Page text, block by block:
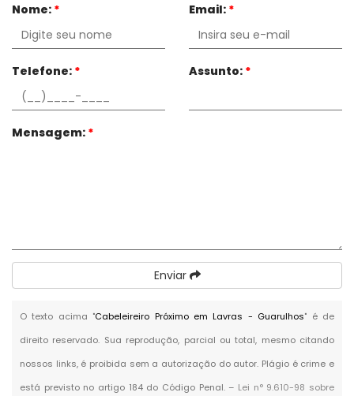
Nome: * Email: *
Telefone: * Assunto: *
Mensagem: *
Enviar
O texto acima "Cabeleireiro Próximo em Lavras - Guarulhos" é de
direito reservado. Sua reprodução, parcial ou total, mesmo citando
nossos links, é proibida sem a autorização do autor. Plágio é crime e
está previsto no artigo 184 do Código Penal. – Lei n° 9.610-98 sobre